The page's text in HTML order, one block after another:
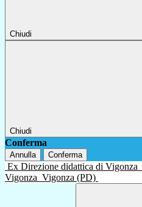
Chiudi
Chiudi
Conferma
Annulla Conferma
Ex Direzione didattica di Vigonza
Vigonza Vigonza (PD)